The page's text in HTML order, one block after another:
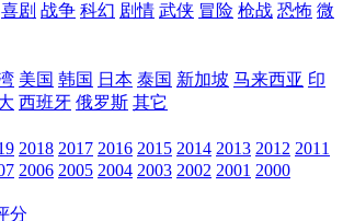
喜剧 战争 科幻 剧情 武侠 冒险 枪战 恐怖 微
美国 韩国 日本 泰国 新加坡 马来西亚 印
西班牙 俄罗斯 其它
2018 2017 2016 2015 2014 2013 2012 2011
2006 2005 2004 2003 2002 2001 2000
分